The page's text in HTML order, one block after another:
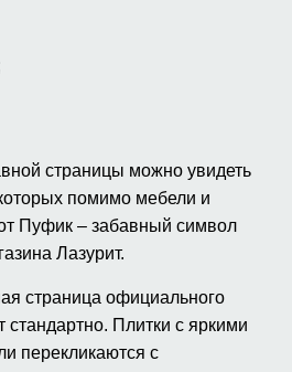
страницы можно увидеть
помимо мебели и
Пуфик – забавный символ
Лазурит.
страница официального
стандартно. Плитки с яркими
перекликаются с